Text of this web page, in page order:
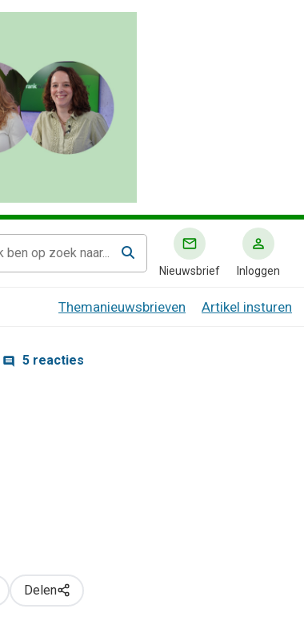
Nieuwsbrief Inloggen
Themanieuwsbrieven Artikel insturen
5 reacties
Delen